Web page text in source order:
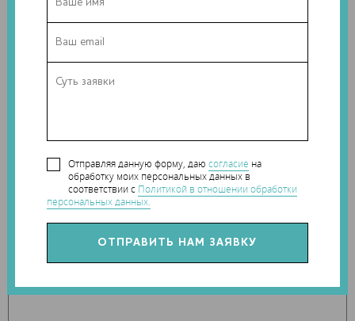
Отправляя данную форму, даюсогласие на
обработку моих персональных данных в
соответствии с Политикой в отношении обработки
персональных данных.
эффективные методы лечения.
Разработчики рассчитывают, что с использованием
продвинутся в работе над новейшими способами лечения
микроскопических масштабах.
Наши новости в telegram канале: